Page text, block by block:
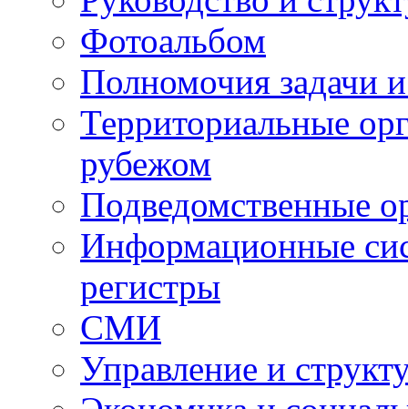
Фотоальбом
Полномочия задачи
Территориальные
рубежом
Подведомственные
Информационные
регистры
СМИ
Управление и